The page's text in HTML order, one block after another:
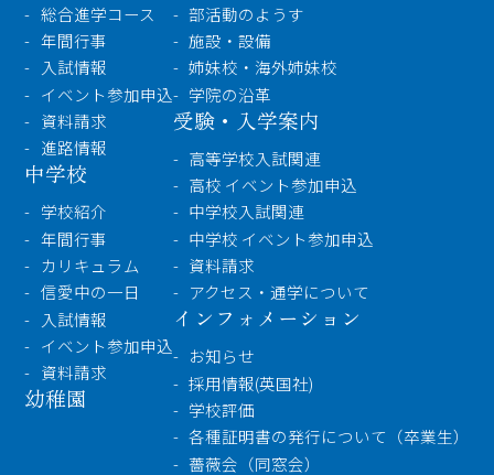
総合進学コース
年間行事
入試情報
イベント参加申込
資料請求
進路情報
中学校
学校紹介
年間行事
カリキュラム
信愛中の一日
入試情報
イベント参加申込
資料請求
幼稚園
部活動のようす
施設・設備
姉妹校・海外姉妹校
学院の沿革
受験・入学案内
高等学校入試関連
高校 イベント参加申込
中学校入試関連
中学校 イベント参加申込
資料請求
アクセス・通学について
インフォメーション
お知らせ
採用情報(英国社)
学校評価
各種証明書の発行について（卒業生）
薔薇会（同窓会）